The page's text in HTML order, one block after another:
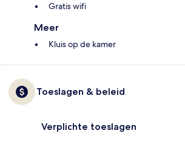
Gratis wifi
Meer
Kluis op de kamer
Toeslagen & beleid
Verplichte toeslagen